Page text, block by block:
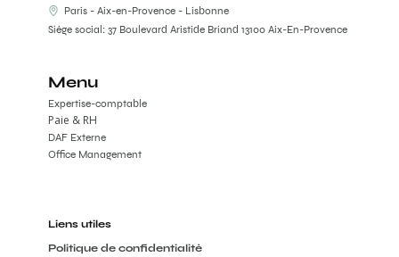
Paris - Aix-en-Provence - Lisbonne
Siège social: 37 Boulevard Aristide Briand 13100 Aix-En-Provence
Menu
Expertise-comptable
DAF Externe
Office Management
Paie & RH
Liens utiles
Politique de confidentialité